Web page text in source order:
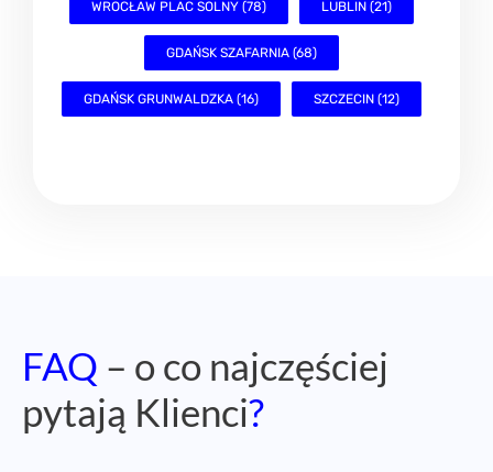
WROCŁAW PLAC SOLNY (78) LUBLIN (21)
GDAŃSK SZAFARNIA (68)
GDAŃSK GRUNWALDZKA (16) SZCZECIN (12)
FAQ – o co najczęściej
pytają Klienci?